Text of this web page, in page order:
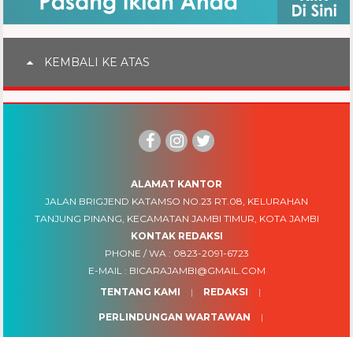
KEMBALI KE ATAS
ALAMAT KANTOR
JALAN BRIGJEND KATAMSO NO.23 RT.08, KELURAHAN
TANJUNG PINANG, KECAMATAN JAMBI TIMUR, KOTA JAMBI
KONTAK REDAKSI
PHONE / WA : 0823-2091-6723
E-MAIL : BICARAJAMBI@GMAIL.COM
TENTANG KAMI
REDAKSI
PERLINDUNGAN WARTAWAN